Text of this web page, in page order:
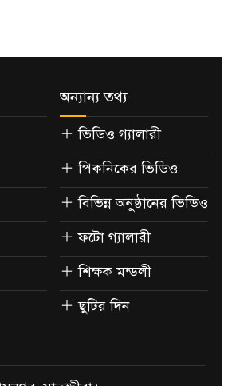
অন্যান্য তথ্য
ভিডিও গ্যালারী
পিকনিকের ভিডিও
বিভিন্ন অনুষ্ঠানের ভিডিও
ফটো গ্যালারী
শিক্ষক মন্ডলী
ছুটির দিন